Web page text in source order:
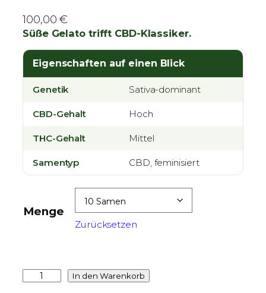
100,00€
Süße Gelato trifft CBD-Klassiker.
Eigenschaften auf einen Blick
Genetik Sativa-dominant
CBD-Gehalt Hoch
THC-Gehalt Mittel
Samentyp CBD, feminisiert
Menge
Zurücksetzen
In den Warenkorb